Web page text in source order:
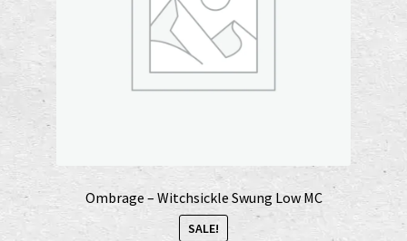
Ombrage – Witchsickle Swung Low MC
SALE!